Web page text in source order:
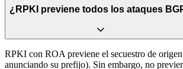
¿RPKI previene todos los ataques
RPKI con ROA previene el secuestro de
anunciando su prefijo). Sin embargo, no